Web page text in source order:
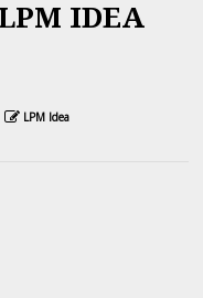
IDEA
LPM Idea